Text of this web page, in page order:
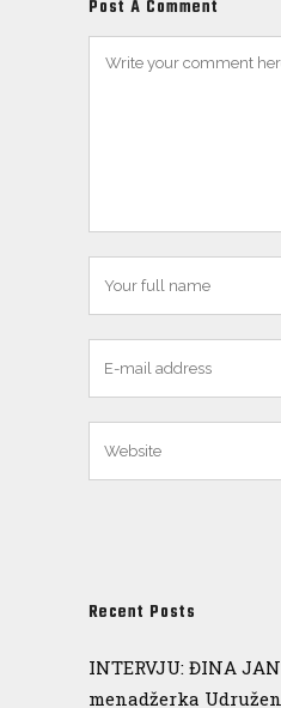
Post A Comment
Recent Posts
INTERVJU: ĐINA
menadžerka